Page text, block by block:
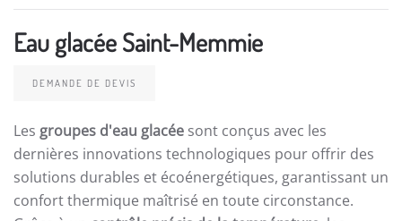
Eau glacée Saint-Memmie
DEMANDE DE DEVIS
Les groupes d'eau glacée sont conçus avec les
dernières innovations technologiques pour offrir des
solutions durables et écoénergétiques, garantissant un
confort thermique maîtrisé en toute circonstance.